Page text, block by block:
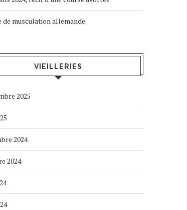
de musculation allemande
VIEILLERIES
2025
2024
2024